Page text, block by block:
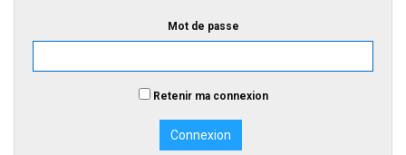
Mot de passe
Retenir ma connexion